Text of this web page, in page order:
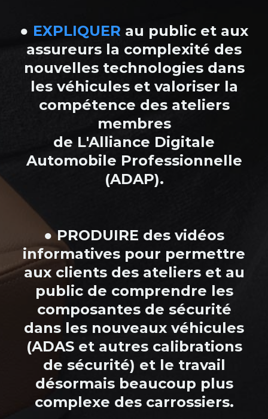
● EXPLIQUER au public et aux
assureurs la complexité des
nouvelles technologies dans
les véhicules et valoriser la
compétence des ateliers
membres
de L'Alliance Digitale
Automobile Professionnelle
(ADAP).
● PRODUIRE des vidéos
informatives pour permettre
aux clients des ateliers et au
public de comprendre les
composantes de sécurité
dans les nouveaux véhicules
(ADAS et autres calibrations
de sécurité) et le travail
désormais beaucoup plus
complexe des carrossiers.